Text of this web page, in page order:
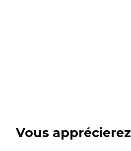
Vous apprécierez